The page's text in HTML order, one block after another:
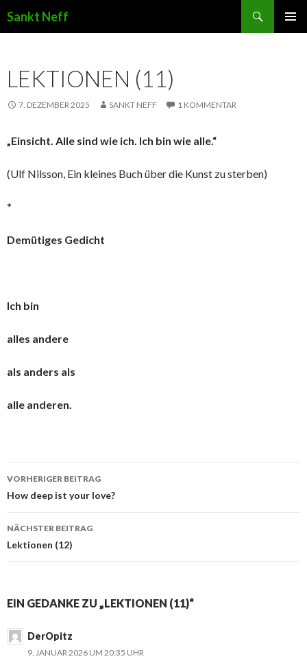
Sankt Neff
LEKTIONEN (11)
7. DEZEMBER 2025 SANKT NEFF 1 KOMMENTAR
„Einsicht. Alle sind wie ich. Ich bin wie alle.“
(Ulf Nilsson, Ein kleines Buch über die Kunst zu sterben)
*
Demütiges Gedicht
Ich bin
alles andere
als anders als
alle anderen.
Beitragsnavigation
VORHERIGER BEITRAG
How deep ist your love?
NÄCHSTER BEITRAG
Lektionen (12)
EIN GEDANKE ZU „LEKTIONEN (11)“
DerOpitz
9. JANUAR 2026 UM 20:35 UHR